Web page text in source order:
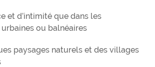
et d’intimité que dans les
ou balnéaires
paysages naturels et des villages